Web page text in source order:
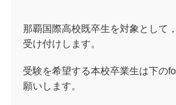
那覇国際高校既卒生を対象として
受け付けします。
受験を希望する本校卒業生は下の
願いします。